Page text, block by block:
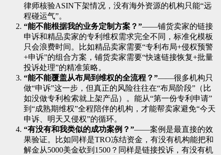
律师核验ASIN下架情况，没有海外资源的机构只能“远
程碰运气”。
“能不能根据我的业务定制方案？”——铺货卖家的链接
申诉和精品卖家的专利维权需求完全不同，标准化模板
只会浪费时间。比如精品卖家需要“专利布局+侵权预警
+申诉”的组合方案，铺货卖家需要“快速链接恢复+批量
投诉处理”的精准策略。
“能不能覆盖从布局到维权的全流程？”——很多机构只
做“申诉”这一步，但真正的风险往往在“布局阶段”（比
如没做专利检索就上架产品）。能从“第一份专利申请”
到“成熟期维权”全程陪伴的机构，才能帮卖家避免“今天
申诉、明天又侵权”的循环。
“有没有和我类似的成功案例？”——案例是最直接的效
果验证。比如同样是TRO冻结资金，有没有机构能把和
解金从5000美金砍到1500？同样是链接投诉，有没有机